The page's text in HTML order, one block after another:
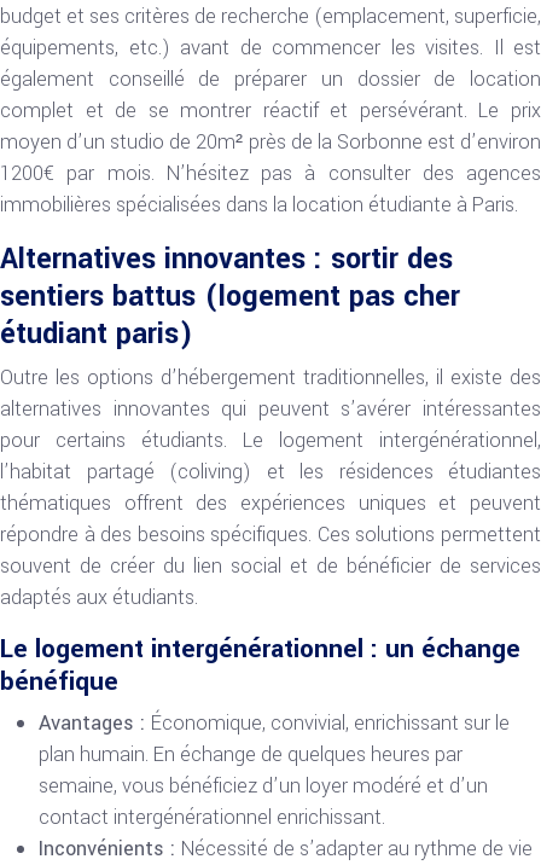
budget et ses critères de recherche (emplacement, superficie,
équipements, etc.) avant de commencer les visites. Il est
également conseillé de préparer un dossier de location
complet et de se montrer réactif et persévérant. Le prix
moyen d’un studio de 20m² près de la Sorbonne est d’environ
1200€ par mois. N’hésitez pas à consulter des agences
immobilières spécialisées dans la location étudiante à Paris.
Alternatives innovantes : sortir des
sentiers battus (logement pas cher
étudiant paris)
Outre les options d’hébergement traditionnelles, il existe des
alternatives innovantes qui peuvent s’avérer intéressantes
pour certains étudiants. Le logement intergénérationnel,
l’habitat partagé (coliving) et les résidences étudiantes
thématiques offrent des expériences uniques et peuvent
répondre à des besoins spécifiques. Ces solutions permettent
souvent de créer du lien social et de bénéficier de services
adaptés aux étudiants.
Le logement intergénérationnel : un échange
bénéfique
Avantages : Économique, convivial, enrichissant sur le
plan humain. En échange de quelques heures par
semaine, vous bénéficiez d’un loyer modéré et d’un
contact intergénérationnel enrichissant.
Inconvénients : Nécessité de s’adapter au rythme de vie